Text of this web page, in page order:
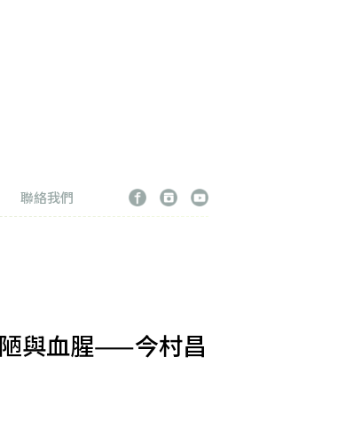
聯絡我們
與血腥——今村昌